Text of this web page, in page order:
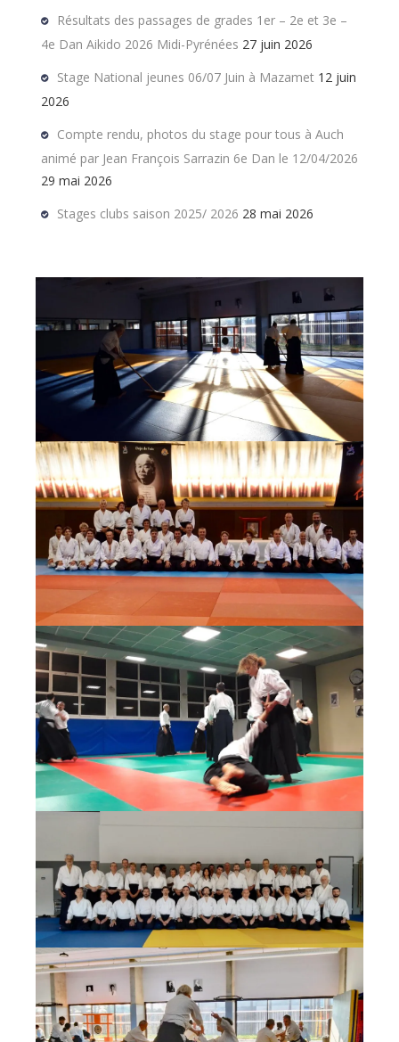
Résultats des passages de grades 1er – 2e et 3e –
4e Dan Aikido 2026 Midi-Pyrénées 27 juin 2026
Stage National jeunes 06/07 Juin à Mazamet 12 juin
2026
Compte rendu, photos du stage pour tous à Auch
animé par Jean François Sarrazin 6e Dan le 12/04/2026
29 mai 2026
Stages clubs saison 2025/ 2026 28 mai 2026